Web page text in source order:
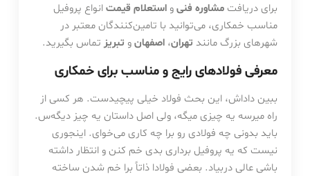
برای دریافت مشاوره فنیو استعلام قیمتانواع پروفیل
مناسب خمکاری، می‌توانید با تامین‌کنندگان معتبر در
شهرهای بزرگ مانند تهران، اصفهانو تبریزتماس بگیرید.
معرفی فولادهای رایج و مناسب برای خمکاری
ببین داداش، این بحث فولاد خیلی پیچیدست. هر کسی از
راه میرسه یه چیزی میگه، ولی اصل داستان یه چیز دیگه‌س.
باید بدونی چه فولادی رو برا چه کاری می‌خوای. اینجوری
نیست که یه پروفیل برداری بدی خم کنن و انتظار داشته
باشی عالی دربیاد. بعضی فولادا ذاتاً برا خم شدن ساخته